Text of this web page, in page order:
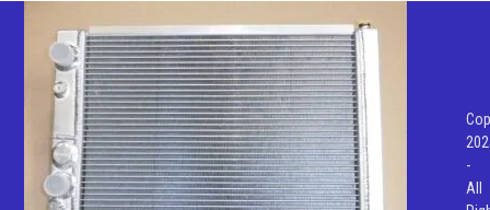
-
All